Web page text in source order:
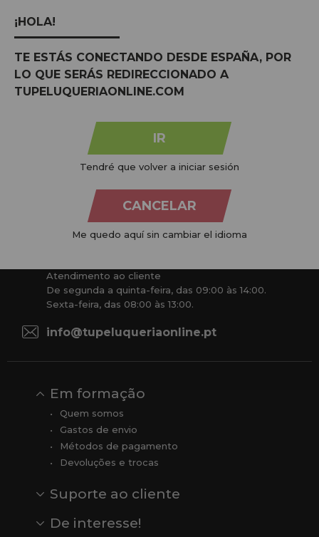
produtos para cabeleireiro e beleza, oferecendo uma vasta
gama ao seu alcance económico e profissional. Temos preços
competitivos e estamos sempre à sua disposição.
Atendimento ao cliente
De segunda a quinta-feira, das 09:00 às 14:00.
Sexta-feira, das 08:00 às 13:00.
info@tupeluqueriaonline.pt
Em formação
Quem somos
Gastos de envio
Métodos de pagamento
Devoluções e trocas
Suporte ao cliente
Comentários
Comentários do Google
De interesse!
¡HOLA!
TE ESTÁS CONECTANDO DESDE ESPAÑA, POR
LO QUE SERÁS REDIRECCIONADO A
TUPELUQUERIAONLINE.COM
IR
Tendré que volver a iniciar sesión
CANCELAR
Me quedo aquí sin cambiar el idioma